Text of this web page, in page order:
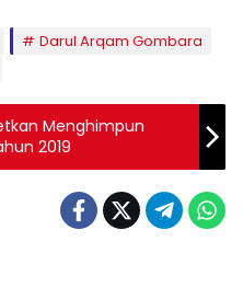
Darul Arqam Gombara
Menghimpun
2019